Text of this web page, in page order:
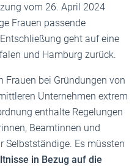
vom 26. April 2024
Frauen passende
geht auf eine
und Hamburg zurück.
Frauen bei Gründungen von
Unternehmen extrem
enthalte Regelungen
Beamtinnen und
Selbstständige. Es müssten
in Bezug auf die